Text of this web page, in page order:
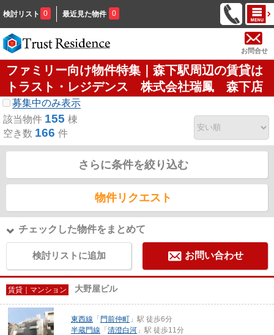
検討リスト 0 最近見た物件 0
お問合せ
ファミリー向け物件特集｜森下駅周辺の賃貸は
トラスト・レジデンス 株式会社瑞鳳 森下店
募集中のみ表示
該当物件 155 棟
空き数 166 件
さらに条件を絞り込む
物件リクエスト
チェックした物件をまとめて
検討リストに追加 お問い合わせ
賃貸｜マンション 大野屋ビル
東西線 「 門前仲町 」駅 徒歩6分
半蔵門線 「 清澄白河 」駅 徒歩11分